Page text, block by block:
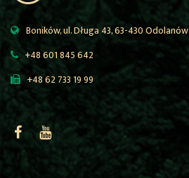
Boników, ul. Długa 43, 63-430 Odolanów
+48 601 845 642
+48 62 733 19 99